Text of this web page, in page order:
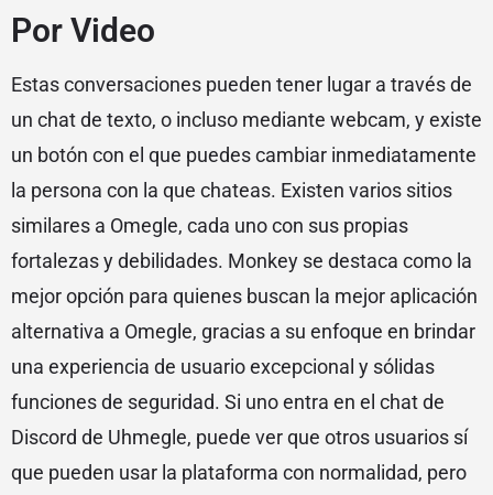
Por Video
Estas conversaciones pueden tener lugar a través de
un chat de texto, o incluso mediante webcam, y existe
un botón con el que puedes cambiar inmediatamente
la persona con la que chateas. Existen varios sitios
similares a Omegle, cada uno con sus propias
fortalezas y debilidades. Monkey se destaca como la
mejor opción para quienes buscan la mejor aplicación
alternativa a Omegle, gracias a su enfoque en brindar
una experiencia de usuario excepcional y sólidas
funciones de seguridad. Si uno entra en el chat de
Discord de Uhmegle, puede ver que otros usuarios sí
que pueden usar la plataforma con normalidad, pero